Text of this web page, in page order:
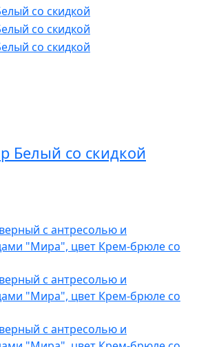
Белый со скидкой